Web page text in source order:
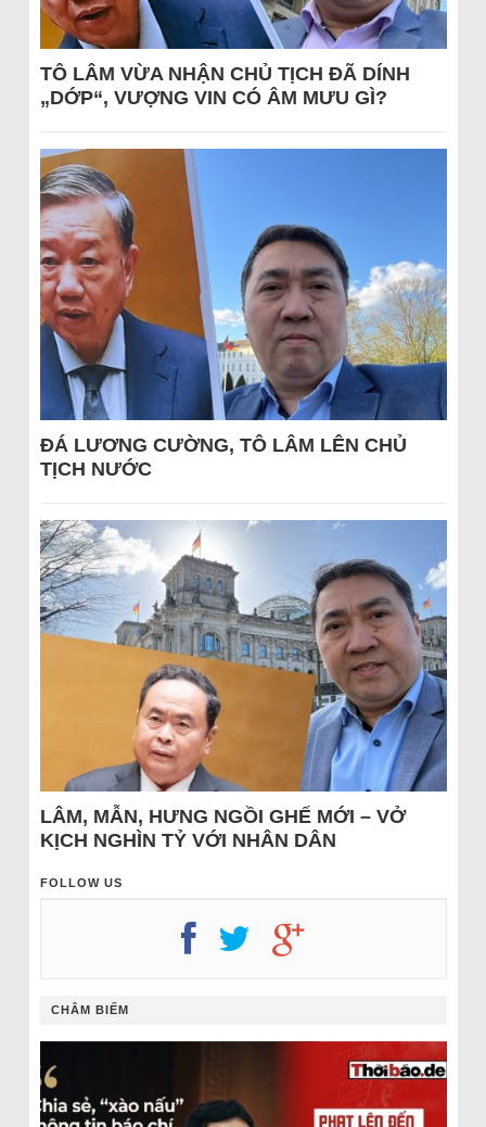
TÔ LÂM VỪA NHẬN CHỦ TỊCH ĐÃ DÍNH
„DỚP“, VƯỢNG VIN CÓ ÂM MƯU GÌ?
ĐÁ LƯƠNG CƯỜNG, TÔ LÂM LÊN CHỦ
TỊCH NƯỚC
LÂM, MẪN, HƯNG NGỒI GHẾ MỚI – VỞ
KỊCH NGHÌN TỶ VỚI NHÂN DÂN
FOLLOW US
CHÂM BIẾM